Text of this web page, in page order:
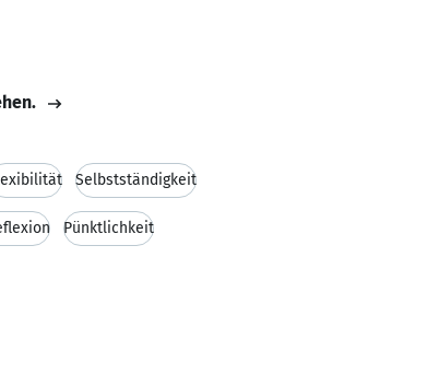
Selbstständigkeit
Pünktlichkeit